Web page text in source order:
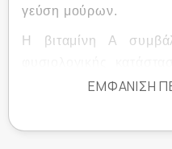
γεύση μούρων.
Η βιταμίνη Α
του δέρματος *
κολλαγόνου του
ΕΜΦΆΝΙΣΗ